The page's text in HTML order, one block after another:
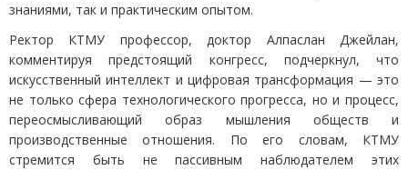
знаниями, так и практическим опытом.
Ректор КТМУ профессор, доктор Алпаслан Джейлан,
комментируя предстоящий конгресс, подчеркнул, что
искусственный интеллект и цифровая трансформация — это
не только сфера технологического прогресса, но и процесс,
переосмысливающий образ мышления обществ и
производственные отношения. По его словам, КТМУ
стремится быть не пассивным наблюдателем этих